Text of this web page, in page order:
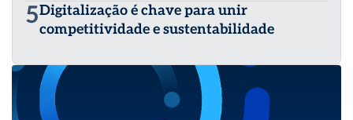
5Digitalização é chave para unir
competitividade e sustentabilidade